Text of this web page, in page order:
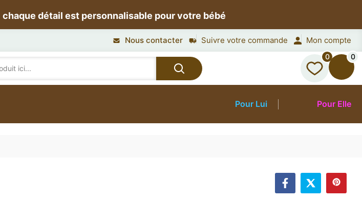
chaque détail est personnalisable pour votre bébé
Nous contacter Suivre votre commande Mon compte
0 0
Pour Lui Pour Elle